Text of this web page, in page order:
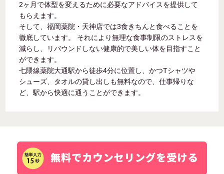
2ヶ月で体型を変えるために必要なアドバイスを提供して
もらえます。
そして、福岡薬院・天神店では3食きちんと食べることを
徹底しています。 それにより無理な食事制限のストレスを
減らし、リバウンドしない健康的で美しい体を目指すこと
ができます。
七隈線薬院大通駅から徒歩4分に位置し、かつTシャツや
シューズ、タオルの貸し出しも無料なので、仕事帰りな
ど、駅から快適に通うことができます。